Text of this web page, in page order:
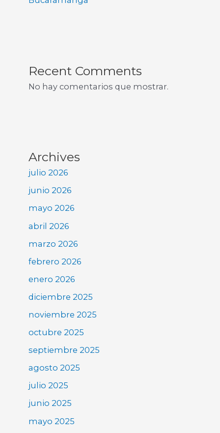
Recent Comments
No hay comentarios que mostrar.
Archives
julio 2026
junio 2026
mayo 2026
abril 2026
marzo 2026
febrero 2026
enero 2026
diciembre 2025
noviembre 2025
octubre 2025
septiembre 2025
agosto 2025
julio 2025
junio 2025
mayo 2025